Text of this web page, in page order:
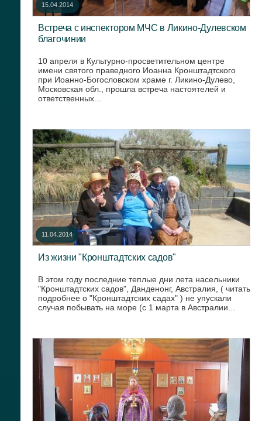
15.04.2014
Встреча с инспектором МЧС в Ликино-Дулевском
благочинии
10 апреля в Культурно-просветительном центре
имени святого праведного Иоанна Кронштадтского
при Иоанно-Богословском храме г. Ликино-Дулево,
Московская обл., прошла встреча настоятелей и
ответственных...
11.04.2014
Из жизни "Кронштадтских садов"
В этом году последние теплые дни лета насельники
"Кронштадтских садов", Данденонг, Австралия, ( читать
подробнее о "Кронштадтских садах" ) не упускали
случая побывать на море (с 1 марта в Австралии...